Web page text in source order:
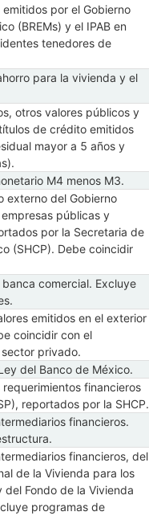
por el Gobierno
(BREMs) y el IPAB en
tenedores de
para la vivienda y el
otros valores públicos y
de crédito emitidos
mayor a 5 años y
M4 menos M3.
externo del Gobierno
públicas y
por la Secretaria de
(SHCP). Debe coincidir
comercial. Excluye
emitidos en el exterior
coincidir con el
privado.
del Banco de México.
financieros
reportados por la SHCP.
financieros.
financieros, del
de la Vivienda para los
Fondo de la Vivienda
programas de